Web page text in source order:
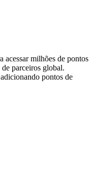
acessar milhões de pontos
parceiros global.
pontos de